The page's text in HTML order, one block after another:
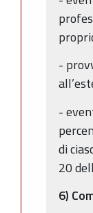
-
-
di
20
6)